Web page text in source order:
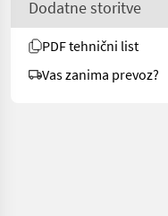
Dodatne storitve
PDF tehnični list
Vas zanima prevoz?